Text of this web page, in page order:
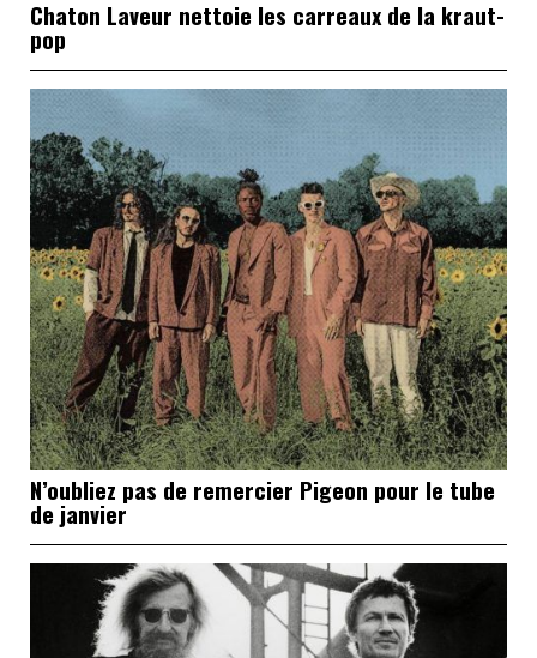
Chaton Laveur nettoie les carreaux de la kraut-
pop
N’oubliez pas de remercier Pigeon pour le tube
de janvier